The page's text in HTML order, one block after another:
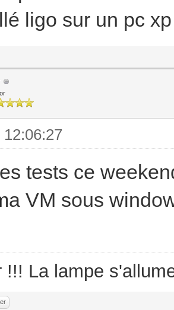
ligo sur un pc
tests ce
VM sous
!!! La lampe